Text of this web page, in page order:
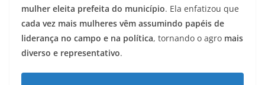
mulher eleita prefeita do município. Ela enfatizou que
cada vez mais mulheres vêm assumindo papéis de
liderança no campo e na política, tornando o agro mais
diverso e representativo.